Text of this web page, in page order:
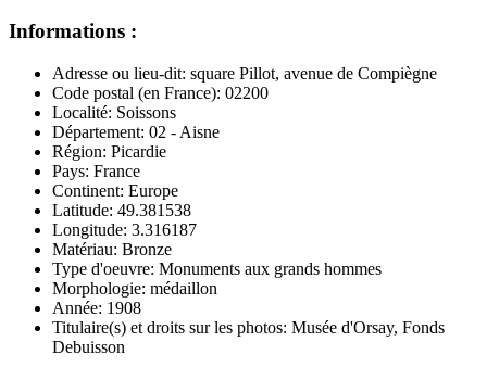
Informations :
Adresse ou lieu-dit: square Pillot, avenue de Compiègne
Code postal (en France): 02200
Localité: Soissons
Département: 02 - Aisne
Région: Picardie
Pays: France
Continent: Europe
Latitude: 49.381538
Longitude: 3.316187
Matériau: Bronze
Type d'oeuvre: Monuments aux grands hommes
Morphologie: médaillon
Année: 1908
Titulaire(s) et droits sur les photos: Musée d'Orsay, Fonds
Debuisson